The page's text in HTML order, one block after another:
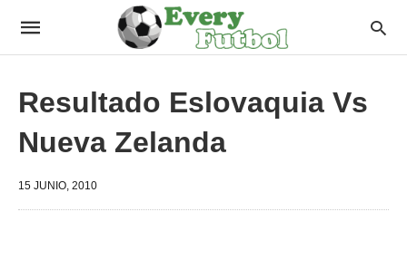
Resultado Eslovaquia Vs
Nueva Zelanda
15 JUNIO, 2010